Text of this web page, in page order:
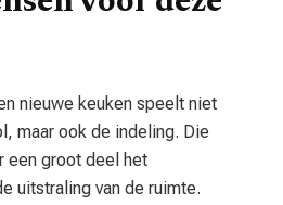
nieuwe keuken speelt niet
maar ook de indeling. Die
een groot deel het
uitstraling van de ruimte.